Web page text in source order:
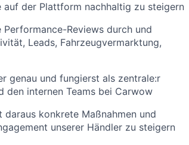
der Plattform nachhaltig zu steigern
Reviews durch und
Leads, Fahrzeugvermarktung,
genau und fungierst als zentrale:r
den internen Teams bei Carwow
konkrete Maßnahmen und
unserer Händler zu steigern